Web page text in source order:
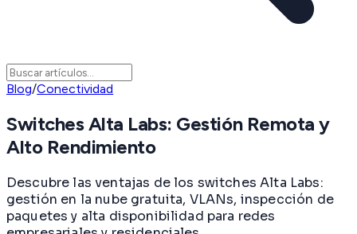
Blog/Conectividad
Switches Alta Labs: Gestión Remota y
Alto Rendimiento
Descubre las ventajas de los switches Alta Labs:
gestión en la nube gratuita, VLANs, inspección de
paquetes y alta disponibilidad para redes